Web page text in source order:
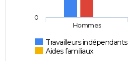
Travailleurs indépendants
Aides familiaux
Hommes
0